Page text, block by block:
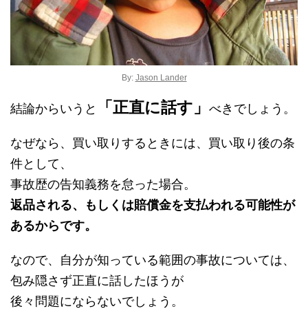
By: Jason Lander
結論からいうと 「正直に話す」 べきでしょう。
なぜなら、買い取りするときには、買い取り後の条
件として、
事故歴の告知義務を怠った場合。
返品される、もしくは賠償金を支払われる可能性が
あるからです。
なので、自分が知っている範囲の事故については、
包み隠さず正直に話したほうが
後々問題にならないでしょう。